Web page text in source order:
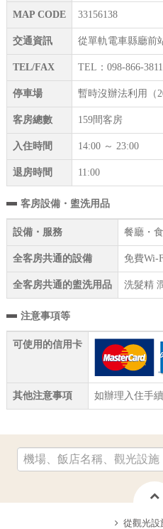
MAP CODE 33156138
交通資訊 從單軌電車縣廳前
TEL/FAX TEL：098-866-
停車場 暫時沒辦法利用（
客房總數 159間客房
入住時間 14:00 ～ 23:00
退房時間 11:00
客房設備・盥洗用品
設備・服務 餐廳・
全客房共通的設備 免費Wi-
全客房共通的盥洗用品 洗髮精
注意事項等
可使用的信用卡
其他注意事項 如辦理入住手
從觀光設